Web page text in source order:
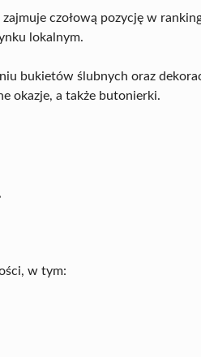
czołową pozycję w
lokalnym.
bukietów ślubnych oraz
okazje, a także butonierki.
w tym: